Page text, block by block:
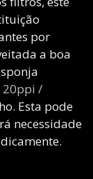
por
a boa
20ppi /
Esta pode
necessidade